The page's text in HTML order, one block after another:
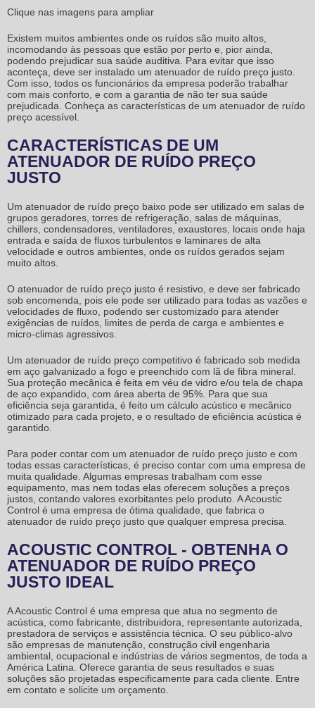
Clique nas imagens para ampliar
Existem muitos ambientes onde os ruídos são muito altos,
incomodando às pessoas que estão por perto e, pior ainda,
podendo prejudicar sua saúde auditiva. Para evitar que isso
aconteça, deve ser instalado um atenuador de ruído preço justo.
Com isso, todos os funcionários da empresa poderão trabalhar
com mais conforto, e com a garantia de não ter sua saúde
prejudicada. Conheça as características de um atenuador de ruído
preço acessível.
CARACTERÍSTICAS DE UM
ATENUADOR DE RUÍDO PREÇO
JUSTO
Um atenuador de ruído preço baixo pode ser utilizado em salas de
grupos geradores, torres de refrigeração, salas de máquinas,
chillers, condensadores, ventiladores, exaustores, locais onde haja
entrada e saída de fluxos turbulentos e laminares de alta
velocidade e outros ambientes, onde os ruídos gerados sejam
muito altos.
O atenuador de ruído preço justo é resistivo, e deve ser fabricado
sob encomenda, pois ele pode ser utilizado para todas as vazões e
velocidades de fluxo, podendo ser customizado para atender
exigências de ruídos, limites de perda de carga e ambientes e
micro-climas agressivos.
Um atenuador de ruído preço competitivo é fabricado sob medida
em aço galvanizado a fogo e preenchido com lã de fibra mineral.
Sua proteção mecânica é feita em véu de vidro e/ou tela de chapa
de aço expandido, com área aberta de 95%. Para que sua
eficiência seja garantida, é feito um cálculo acústico e mecânico
otimizado para cada projeto, e o resultado de eficiência acústica é
garantido.
Para poder contar com um atenuador de ruído preço justo e com
todas essas características, é preciso contar com uma empresa de
muita qualidade. Algumas empresas trabalham com esse
equipamento, mas nem todas elas oferecem soluções a preços
justos, contando valores exorbitantes pelo produto. A Acoustic
Control é uma empresa de ótima qualidade, que fabrica o
atenuador de ruído preço justo que qualquer empresa precisa.
ACOUSTIC CONTROL - OBTENHA O
ATENUADOR DE RUÍDO PREÇO
JUSTO IDEAL
A Acoustic Control é uma empresa que atua no segmento de
acústica, como fabricante, distribuidora, representante autorizada,
prestadora de serviços e assistência técnica. O seu público-alvo
são empresas de manutenção, construção civil engenharia
ambiental, ocupacional e indústrias de vários segmentos, de toda a
América Latina. Oferece garantia de seus resultados e suas
soluções são projetadas especificamente para cada cliente. Entre
em contato e solicite um orçamento.